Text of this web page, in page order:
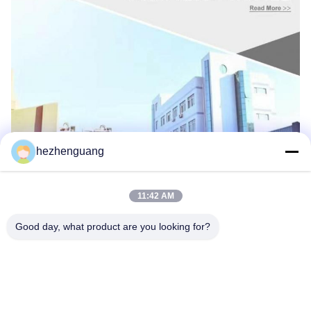
hezhenguang
11:42 AM
Good day, what product are you looking for?